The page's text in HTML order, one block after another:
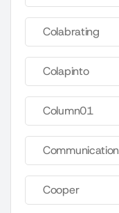
Colabrating
Colapinto
Column01
Communication
Cooper